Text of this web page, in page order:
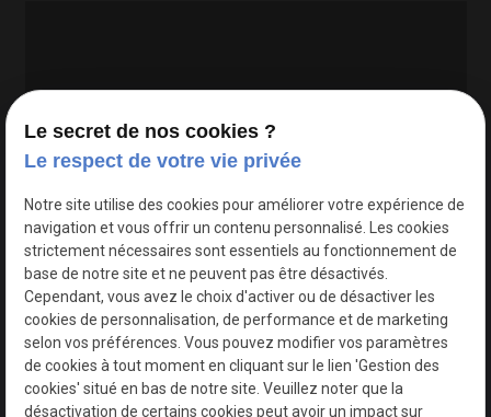
Google Maps Search API est désactivé.
Le secret de nos cookies ?
Le respect de votre vie privée
Notre site utilise des cookies pour améliorer votre expérience de
navigation et vous offrir un contenu personnalisé. Les cookies
strictement nécessaires sont essentiels au fonctionnement de
base de notre site et ne peuvent pas être désactivés.
Cependant, vous avez le choix d'activer ou de désactiver les
cookies de personnalisation, de performance et de marketing
selon vos préférences. Vous pouvez modifier vos paramètres
de cookies à tout moment en cliquant sur le lien 'Gestion des
cookies' situé en bas de notre site. Veuillez noter que la
désactivation de certains cookies peut avoir un impact sur